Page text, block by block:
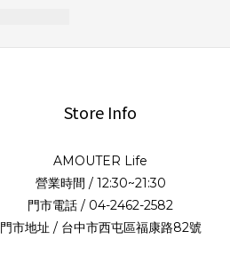
Store Info
AMOUTER Life
營業時間 / 12:30~21:30
門市電話 / 04-2462-2582
門市地址 / 台中市西屯區福康路82號